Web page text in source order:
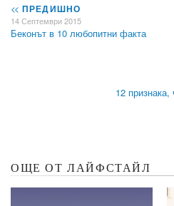
<< ПРЕДИШНО
14 Септември 2015
Беконът в 10 любопитни факта
12
ОЩЕ ОТ ЛАЙФСТАЙЛ